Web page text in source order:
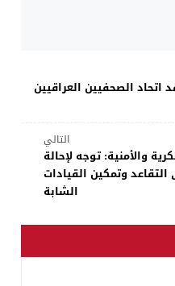
الصحفيين العراقيين
التالي
والأمنية: توجه لإحالة
التقاعد وتمكين القيادات
الشابة